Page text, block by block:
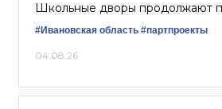
Школьные дворы продолжают
#Ивановская область #партпроекты
04.08.26